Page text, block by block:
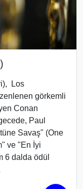
Los
görkemli
Conan
Paul
Savaş" (One
ve "En İyi
6 dalda ödül